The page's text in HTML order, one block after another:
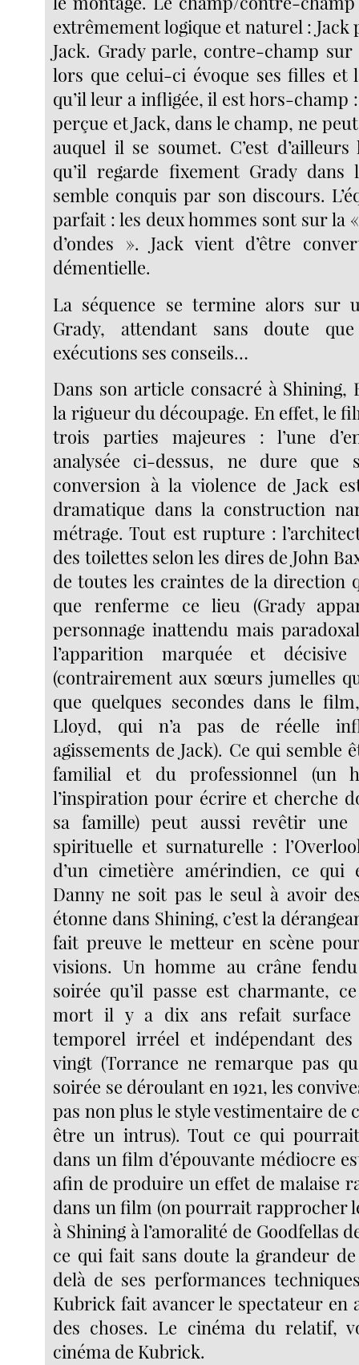
extrêmement logique et naturel : Jack
Jack. Grady parle, contre-champ sur
lors que celui-ci évoque ses filles et
qu’il leur a infligée, il est hors-champ
perçue et Jack, dans le champ, ne
auquel il se soumet. C’est
qu’il regarde fixement Grady
semble conquis par son discours.
parfait : les deux hommes sont sur la
d’ondes ». Jack vient d’être
démentielle.
La séquence se termine alors sur
Grady, attendant sans doute
exécutions ses conseils…
Dans son article consacré à Shining,
la rigueur du découpage. En effet, le
trois parties majeures : l’une
analysée ci-dessus, ne dure que
conversion à la violence de Jack
dramatique dans la construction
métrage. Tout est rupture :
des toilettes selon les dires de John
de toutes les craintes de la direction
que renferme ce lieu (Grady
personnage inattendu mais
l’apparition marquée et décisive
(contrairement aux sœurs jumelles
que quelques secondes dans le
Lloyd, qui n’a pas de réelle
agissements de Jack). Ce qui semble
familial et du professionnel (un
l’inspiration pour écrire et cherche
sa famille) peut aussi revêtir une
spirituelle et surnaturelle :
d’un cimetière amérindien, ce qui
Danny ne soit pas le seul à avoir
étonne dans Shining, c’est la
fait preuve le metteur en scène
visions. Un homme au crâne
soirée qu’il passe est charmante,
mort il y a dix ans refait surface
temporel irréel et indépendant des
vingt (Torrance ne remarque pas
soirée se déroulant en 1921, les
pas non plus le style vestimentaire
être un intrus). Tout ce qui
dans un film d’épouvante médiocre
afin de produire un effet de malaise
dans un film (on pourrait rapprocher
à Shining à l’amoralité de Goodfellas
ce qui fait sans doute la grandeur
delà de ses performances
Kubrick fait avancer le spectateur en
des choses. Le cinéma du relatif,
cinéma de Kubrick.